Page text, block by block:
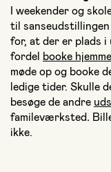
I weekender og
til sanseudstillingen
for, at der er plads i
fordel booke
møde op og booke
ledige tider. Skulle
besøge de andre
famileværksted.
ikke.